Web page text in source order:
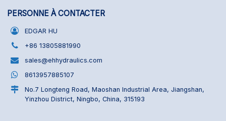
PERSONNE À CONTACTER
EDGAR HU
+86 13805881990
sales@ehhydraulics.com
8613957885107
No.7 Longteng Road, Maoshan Industrial Area, Jiangshan,
Yinzhou District, Ningbo, China, 315193